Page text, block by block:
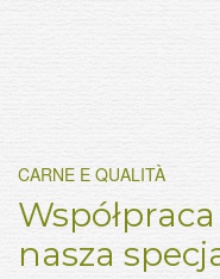
CARNE E QUALITÀ
nasza